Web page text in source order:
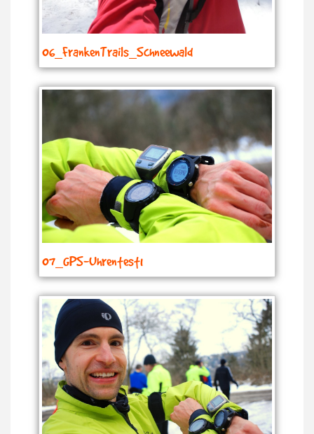
06_FrankenTrails_Schneewald
07_GPS-Uhrentest1